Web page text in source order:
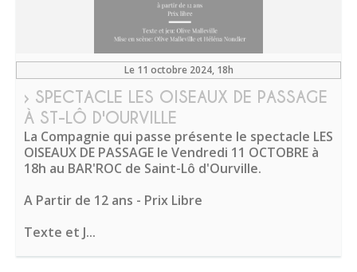
Le 11 octobre 2024, 18h
› SPECTACLE LES OISEAUX DE PASSAGE
À ST-LÔ D'OURVILLE
La Compagnie qui passe présente le spectacle LES
OISEAUX DE PASSAGE le Vendredi 11 OCTOBRE à
18h au BAR'ROC de Saint-Lô d'Ourville.
A Partir de 12 ans - Prix Libre
Texte et J...